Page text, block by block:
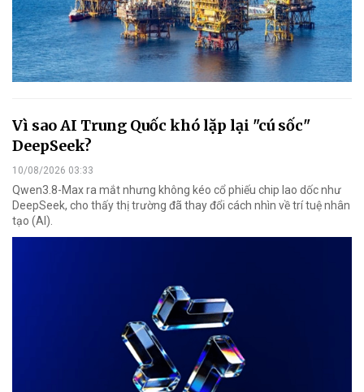
Vì sao AI Trung Quốc khó lặp lại "cú sốc"
DeepSeek?
10/08/2026 03:33
Qwen3.8-Max ra mắt nhưng không kéo cổ phiếu chip lao dốc như
DeepSeek, cho thấy thị trường đã thay đổi cách nhìn về trí tuệ nhân
tạo (AI).